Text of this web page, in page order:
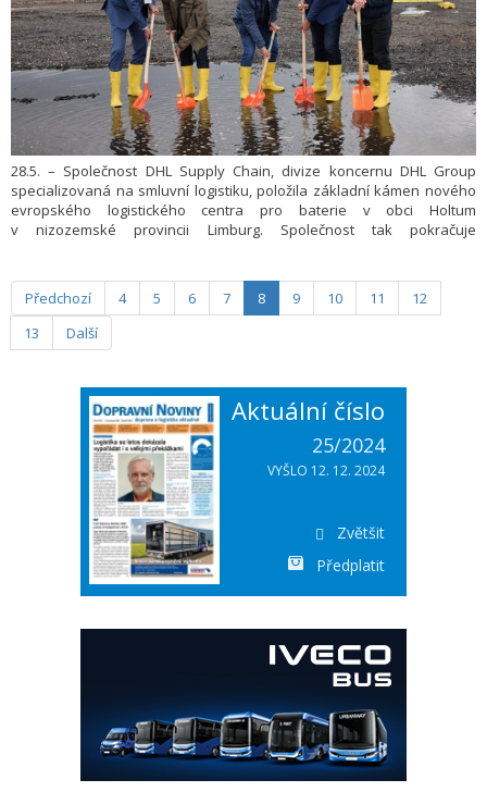
28.5. – Společnost DHL Supply Chain, divize koncernu DHL Group
specializovaná na smluvní logistiku, položila základní kámen nového
evropského logistického centra pro baterie v obci Holtum
v nizozemské provincii Limburg. Společnost tak pokračuje
Předchozí
4 5 6 7 8 9 10 11
12
13
Další
Aktuální číslo
25/2024
VYŠLO 12. 12. 2024
Zvětšit
Předplatit